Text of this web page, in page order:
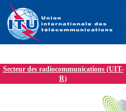
Secteur des radiocommunications (UIT-
R)